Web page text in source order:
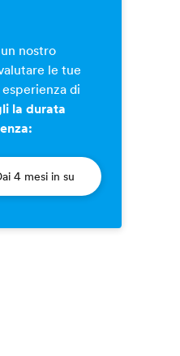
nostro
le tue
di
la durata
4 mesi in su